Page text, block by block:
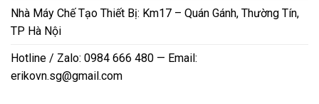
Nhà Máy Chế Tạo Thiết Bị: Km17 – Quán Gánh, Thường Tín,
TP Hà Nội
Hotline / Zalo: 0984 666 480 — Email:
erikovn.sg@gmail.com